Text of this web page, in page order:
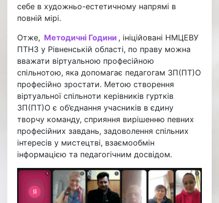
себе в художньо-естетичному напрямі в
повній мірі.
Отже, Методичні Години , ініційовані НМЦЕВУ
ПТНЗ у Рівненській області, по праву можна
вважати віртуальною професійною
спільнотою, яка допомагає педагогам ЗП(ПТ)О
професійно зростати. Метою створення
віртуальної спільноти керівників гуртків
ЗП(ПТ)О є об’єднання учасників в єдину
творчу команду, сприяння вирішенню певних
професійних завдань, задоволення спільних
інтересів у мистецтві, взаємообмін
інформацією та педагогічним досвідом.